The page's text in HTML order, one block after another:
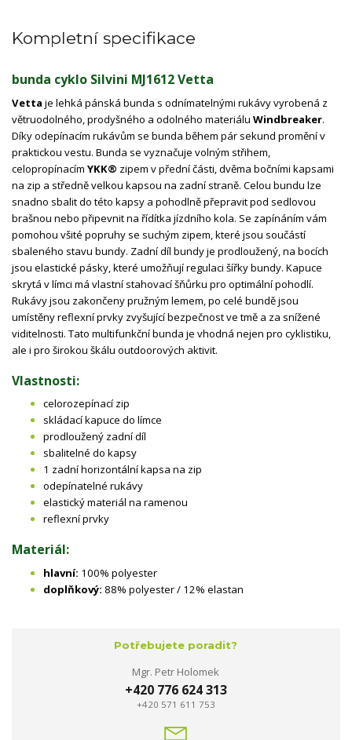
Kompletní specifikace
bunda cyklo Silvini MJ1612 Vetta
Vetta je lehká pánská bunda s odnímatelnými rukávy vyrobená z
větruodolného, ​​prodyšného a odolného materiálu Windbreaker.
Díky odepínacím rukávům se bunda během pár sekund promění v
praktickou vestu. Bunda se vyznačuje volným střihem,
celopropínacím YKK® zipem v přední části, dvěma bočními kapsami
na zip a středně velkou kapsou na zadní straně. Celou bundu lze
snadno sbalit do této kapsy a pohodlně přepravit pod sedlovou
brašnou nebo připevnit na řídítka jízdního kola. Se zapínáním vám
pomohou všité popruhy se suchým zipem, které jsou součástí
sbaleného stavu bundy. Zadní díl bundy je prodloužený, na bocích
jsou elastické pásky, které umožňují regulaci šířky bundy. Kapuce
skrytá v límci má vlastní stahovací šňůrku pro optimální pohodlí.
Rukávy jsou zakončeny pružným lemem, po celé bundě jsou
umístěny reflexní prvky zvyšující bezpečnost ve tmě a za snížené
viditelnosti. Tato multifunkční bunda je vhodná nejen pro cyklistiku,
ale i pro širokou škálu outdoorových aktivit.
Vlastnosti:
celorozepínací zip
skládací kapuce do límce
prodloužený zadní díl
sbalitelné do kapsy
1 zadní horizontální kapsa na zip
odepínatelné rukávy
elastický materiál na ramenou
reflexní prvky
Materiál:
hlavní: 100% polyester
doplňkový: 88% polyester / 12% elastan
Potřebujete poradit?
Mgr. Petr Holomek
+420 776 624 313
+420 571 611 753